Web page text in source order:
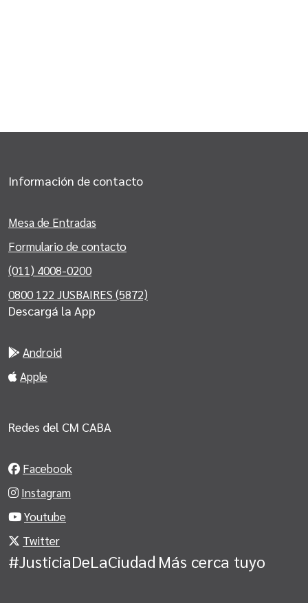
Información de contacto
Mesa de Entradas
Formulario de contacto
(011) 4008-0200
0800 122 JUSBAIRES (5872)
Descargá la App
Android
Apple
Redes del CM CABA
Facebook
Instagram
Youtube
Twitter
#JusticiaDeLaCiudad Más cerca tuyo